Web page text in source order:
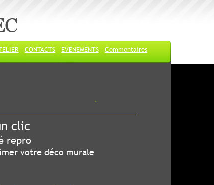
CONTACTS EVENEMENTS Commentaires
clic
votre déco murale